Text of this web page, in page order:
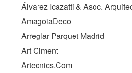
Álvarez Icazatti & Asoc.
AmagoiaDeco
Arreglar Parquet Madrid
Art Ciment
Artecnics.Com